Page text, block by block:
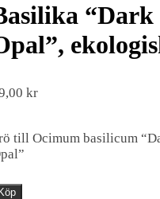
“Dark
kr
till Ocimum basilicum
Köp